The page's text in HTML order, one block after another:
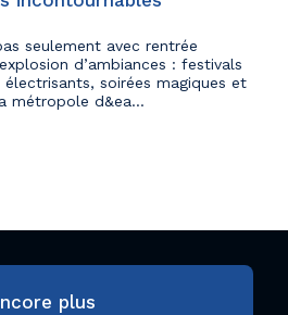
seulement avec rentrée
d’ambiances : festivals
soirées magiques et
métropole d&ea...
plus